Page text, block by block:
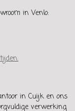
in Venlo:
in Cuijk en ons
verwerking